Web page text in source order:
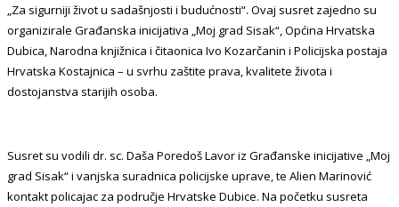
„Za sigurniji život u sadašnjosti i budućnosti“. Ovaj susret zajedno su
organizirale Građanska inicijativa „Moj grad Sisak“, Općina Hrvatska
Dubica, Narodna knjižnica i čitaonica Ivo Kozarčanin i Policijska postaja
Hrvatska Kostajnica – u svrhu zaštite prava, kvalitete života i
dostojanstva starijih osoba.
Susret su vodili dr. sc. Daša Poredoš Lavor iz Građanske inicijative „Moj
grad Sisak“ i vanjska suradnica policijske uprave, te Alien Marinović
kontakt policajac za područje Hrvatske Dubice. Na početku susreta